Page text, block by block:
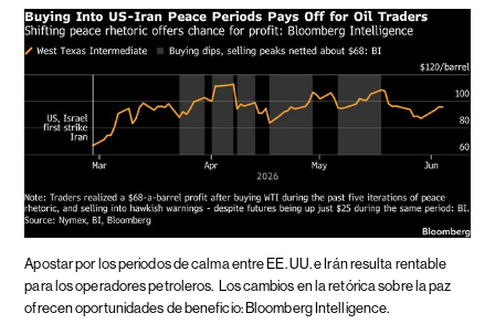
Apostar por los periodos de calma entre EE. UU. e Irán resulta rentable
para los operadores petroleros. Los cambios en la retórica sobre la paz
ofrecen oportunidades de beneficio: Bloomberg Intelligence.